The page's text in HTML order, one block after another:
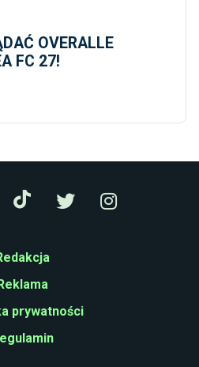
OVERALLE
FC 27!
prywatności